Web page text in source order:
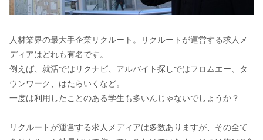
人材業界の最大手企業リクルート。リクルートが運営する求人メ
ディアはどれも有名です。
例えば、就活ではリクナビ、アルバイト探しではフロムエー、タ
ウンワーク、はたらいくなど。
一度は利用したことのある学生も多いんじゃないでしょうか？
リクルートが運営する求人メディアは多数ありますが、その全て